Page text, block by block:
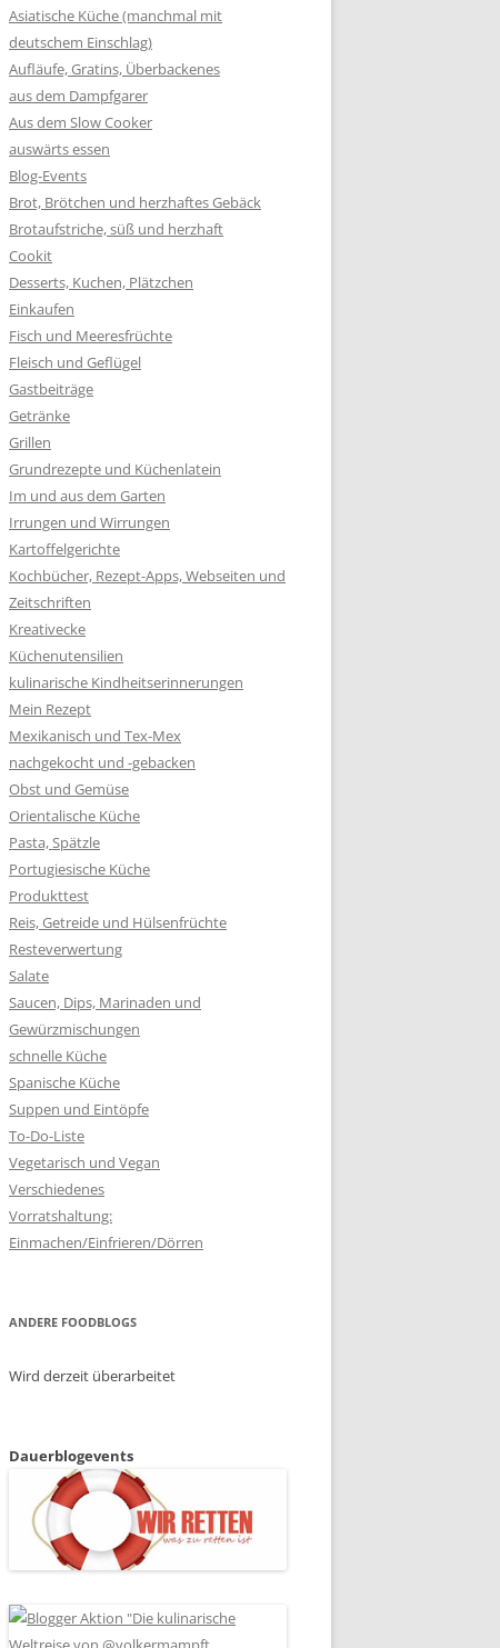
Asiatische Küche (manchmal mit
deutschem Einschlag)
Aufläufe, Gratins, Überbackenes
aus dem Dampfgarer
Aus dem Slow Cooker
auswärts essen
Blog-Events
Brot, Brötchen und herzhaftes Gebäck
Brotaufstriche, süß und herzhaft
Cookit
Desserts, Kuchen, Plätzchen
Einkaufen
Fisch und Meeresfrüchte
Fleisch und Geflügel
Gastbeiträge
Getränke
Grillen
Grundrezepte und Küchenlatein
Im und aus dem Garten
Irrungen und Wirrungen
Kartoffelgerichte
Kochbücher, Rezept-Apps, Webseiten und
Zeitschriften
Kreativecke
Küchenutensilien
kulinarische Kindheitserinnerungen
Mein Rezept
Mexikanisch und Tex-Mex
nachgekocht und -gebacken
Obst und Gemüse
Orientalische Küche
Pasta, Spätzle
Portugiesische Küche
Produkttest
Reis, Getreide und Hülsenfrüchte
Resteverwertung
Salate
Saucen, Dips, Marinaden und
Gewürzmischungen
schnelle Küche
Spanische Küche
Suppen und Eintöpfe
To-Do-Liste
Vegetarisch und Vegan
Verschiedenes
Vorratshaltung:
Einmachen/Einfrieren/Dörren
ANDERE FOODBLOGS
Wird derzeit überarbeitet
Dauerblogevents